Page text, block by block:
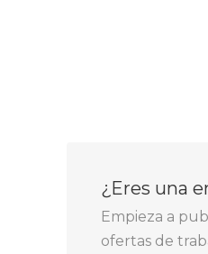
¿Eres una
Empieza a
ofertas de